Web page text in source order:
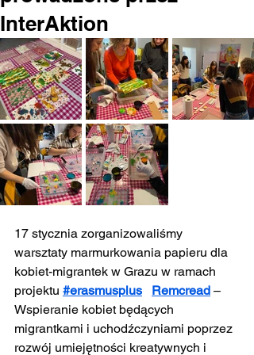
InterAktion
17 stycznia zorganizowaliśmy
warsztaty marmurkowania papieru dla
kobiet-migrantek w Grazu w ramach
projektu #erasmusplus Remcread –
Wspieranie kobiet będących
migrantkami i uchodźczyniami poprzez
rozwój umiejętności kreatywnych i